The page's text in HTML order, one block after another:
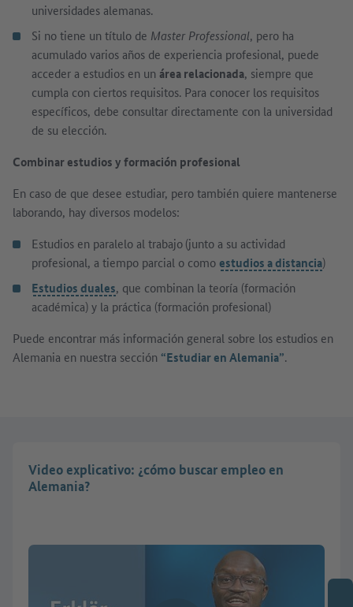
universidades alemanas.
Si no tiene un título de Master Professional, pero ha
acumulado varios años de experiencia profesional, puede
acceder a estudios en un área relacionada, siempre que
cumpla con ciertos requisitos. Para conocer los requisitos
específicos, debe consultar directamente con la universidad
de su elección.
Combinar estudios y formación profesional
En caso de que desee estudiar, pero también quiere mantenerse
laborando, hay diversos modelos:
Estudios en paralelo al trabajo(junto a su actividad
profesional, a tiempo parcial o comoestudios a distancia)
Estudios duales, que combinan la teoría (formación
académica) y la práctica (formación profesional)
Puede encontrar más información general sobre los estudios en
Alemania en nuestra sección “Estudiar en Alemania”.
Video explicativo: ¿cómo buscar empleo en
Alemania?